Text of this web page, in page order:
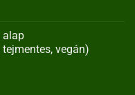
alap
vegán)